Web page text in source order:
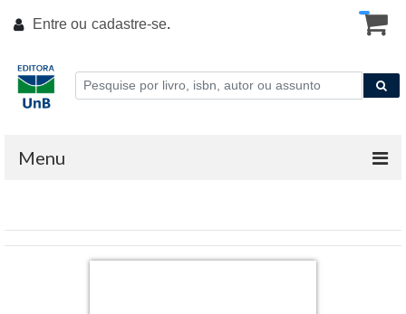
Entre ou cadastre-se.
Menu